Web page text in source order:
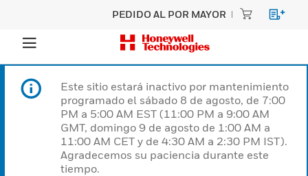
PEDIDO AL POR MAYOR
Este sitio estará inactivo por mantenimiento
programado el sábado 8 de agosto, de 7:00
PM a 5:00 AM EST (11:00 PM a 9:00 AM
GMT, domingo 9 de agosto de 1:00 AM a
11:00 AM CET y de 4:30 AM a 2:30 PM IST).
Agradecemos su paciencia durante este
tiempo.